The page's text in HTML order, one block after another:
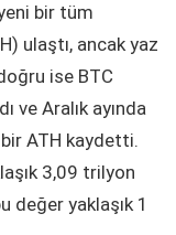
bir tüm
ulaştı, ancak yaz
ise BTC
ve Aralık ayında
ATH kaydetti.
3,09 trilyon
değer yaklaşık 1